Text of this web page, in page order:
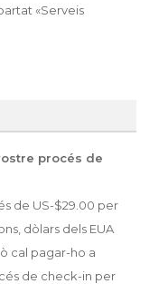
«Serveis
procés de
de US-$29.00 per
dòlars dels EUA
cal pagar-ho a
de check-in per